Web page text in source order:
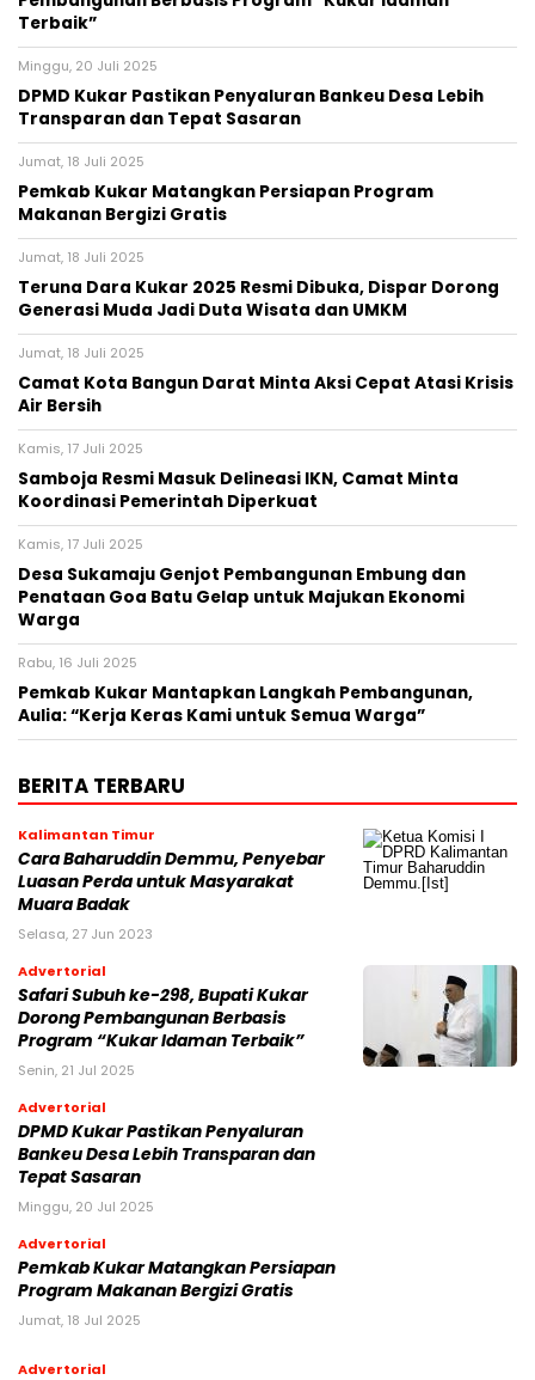
Terbaik”
Minggu, 20 Juli 2025
DPMD Kukar Pastikan Penyaluran Bankeu Desa Lebih
Transparan dan Tepat Sasaran
Jumat, 18 Juli 2025
Pemkab Kukar Matangkan Persiapan Program
Makanan Bergizi Gratis
Jumat, 18 Juli 2025
Teruna Dara Kukar 2025 Resmi Dibuka, Dispar Dorong
Generasi Muda Jadi Duta Wisata dan UMKM
Jumat, 18 Juli 2025
Camat Kota Bangun Darat Minta Aksi Cepat Atasi Krisis
Air Bersih
Kamis, 17 Juli 2025
Samboja Resmi Masuk Delineasi IKN, Camat Minta
Koordinasi Pemerintah Diperkuat
Kamis, 17 Juli 2025
Desa Sukamaju Genjot Pembangunan Embung dan
Penataan Goa Batu Gelap untuk Majukan Ekonomi
Warga
Rabu, 16 Juli 2025
Pemkab Kukar Mantapkan Langkah Pembangunan,
Aulia: “Kerja Keras Kami untuk Semua Warga”
BERITA TERBARU
Kalimantan Timur
Cara Baharuddin Demmu, Penyebar
Luasan Perda untuk Masyarakat
Muara Badak
Selasa, 27 Jun 2023
Advertorial
Safari Subuh ke-298, Bupati Kukar
Dorong Pembangunan Berbasis
Program “Kukar Idaman Terbaik”
Senin, 21 Jul 2025
Advertorial
DPMD Kukar Pastikan Penyaluran
Bankeu Desa Lebih Transparan dan
Tepat Sasaran
Minggu, 20 Jul 2025
Advertorial
Pemkab Kukar Matangkan Persiapan
Program Makanan Bergizi Gratis
Jumat, 18 Jul 2025
Advertorial